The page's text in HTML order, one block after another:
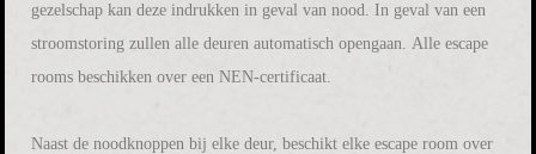
gezelschap kan deze indrukken in geval van nood. In geval van een
stroomstoring zullen alle deuren automatisch opengaan. Alle escape
rooms beschikken over een NEN-certificaat.
Naast de noodknoppen bij elke deur, beschikt elke escape room over